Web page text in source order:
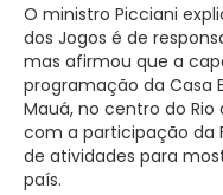
O ministro Picciani
dos Jogos é de
mas afirmou que a
programação da Casa
Mauá, no centro do
com a participação da
de atividades para
país.